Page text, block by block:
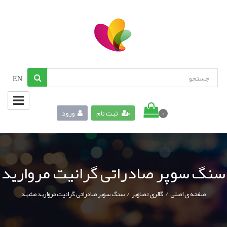
EN
ورود ثبت نام 0
سنگ سوپر صادراتی گرانیت مروارید
صفحه ی اصلی/گالري تصاوير/سنگ سوپر صادراتی گرانیت مروارید مشهد